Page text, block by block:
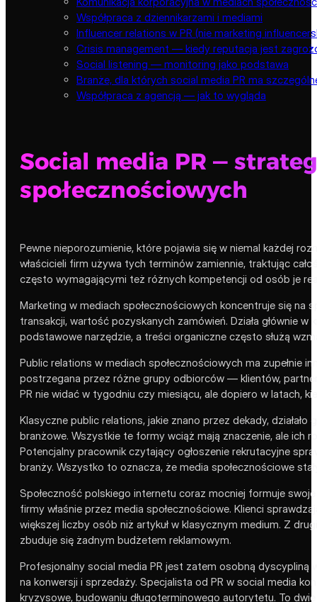
Social media PR —
społecznościowych
Pewne nieporozumienie, które pojawia się w niemal każdej
właścicieli firm używa tych terminów zamiennie, traktując
często wymagającymi też różnych kompetencji od osób je
Marketing w mediach społecznościowych koncentruje się na
transakcji, wartość pozyskanych zamówień. Działa głównie
podstawowe narzędzie, a treści organiczne często służą
Public relations w mediach społecznościowych ma zupełnie
postrzegana przez różne grupy odbiorców — klientów,
PR nie widać w tygodniu czy miesiącu, ale dopiero w latach,
Klasyczne public relations, jakie znano przez dekady,
branżowe. Wszystkie te formy wciąż mają znaczenie, ale ich
Potencjalny pracownik czytający ogłoszenie rekrutacyjne
branży. Wszystko to oznacza, że media społecznościowe
Społeczność polskiego internetu coraz mocniej formuje
firmy właśnie przez media społecznościowe. Klienci
większej liczby osób niż artykuł w klasycznym medium. Z
zbuduje się żadnym budżetem reklamowym.
Profesjonalny social media PR jest zatem osobną dyscypliną
na konwersji i sprzedaży. Specjalista od PR w social media
kryzysowe, budowaniu długoterminowego autorytetu. To
Współpraca z dziennikarzami i mediami
Influencer relations w PR (nie marketing
Crisis management — kiedy reputacja jest
Social listening — monitoring jako podstawa
Branże, dla których social media PR ma
Współpraca z agencją — jak to wygląda